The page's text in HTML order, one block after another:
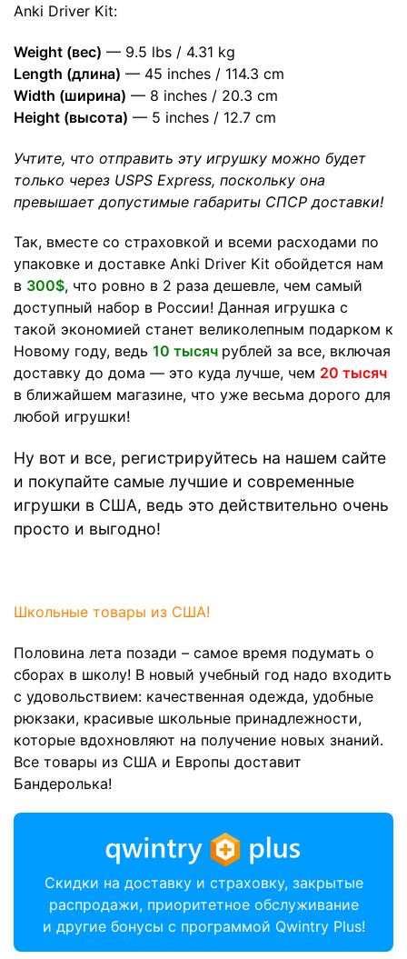
Anki Driver Kit:
Weight (вес) — 9.5 lbs / 4.31 kg
Length (длина) — 45 inches / 114.3 cm
Width (ширина) — 8 inches / 20.3 cm
Height (высота) — 5 inches / 12.7 cm
Учтите, что отправить эту игрушку можно будет
только через USPS Express, поскольку она
превышает допустимые габариты СПСР доставки!
Так, вместе со страховкой и всеми расходами по
упаковке и доставке Anki Driver Kit обойдется нам
в 300$, что ровно в 2 раза дешевле, чем самый
доступный набор в России! Данная игрушка с
такой экономией станет великолепным подарком к
Новому году, ведь 10 тысяч рублей за все, включая
доставку до дома — это куда лучше, чем 20 тысяч
в ближайшем магазине, что уже весьма дорого для
любой игрушки!
Ну вот и все, регистрируйтесь на нашем сайте
и покупайте самые лучшие и современные
игрушки в США, ведь это действительно очень
просто и выгодно!
Школьные товары из США!
Половина лета позади – самое время подумать о
сборах в школу! В новый учебный год надо входить
с удовольствием: качественная одежда, удобные
рюкзаки, красивые школьные принадлежности,
которые вдохновляют на получение новых знаний.
Все товары из США и Европы доставит
Бандеролька!
Скидки на доставку и страховку, закрытые
распродажи, приоритетное обслуживание
и другие бонусы с программой Qwintry Plus!